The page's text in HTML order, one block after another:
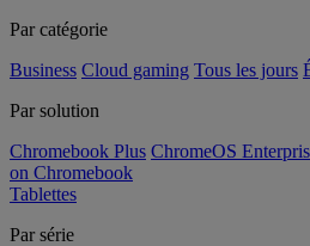
Par catégorie
Business Cloud gaming Tous les jours
Par solution
Chromebook Plus ChromeOS
on Chromebook
Tablettes
Par série